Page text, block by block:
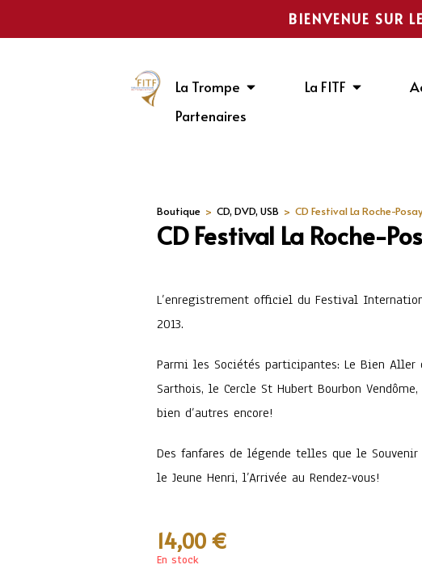
BIENVENUE SUR
La Trompe La FITF
Partenaires
Boutique > CD, DVD, USB > CD Festival La Roche-
CD Festival La Roche-
L’enregistrement officiel du Festival
2013.
Parmi les Sociétés participantes: Le Bien Aller
Sarthois, le Cercle St Hubert Bourbon
bien d’autres encore!
Des fanfares de légende telles que le Souvenir
le Jeune Henri, l’Arrivée au Rendez-vous!
14,00 €
En stock